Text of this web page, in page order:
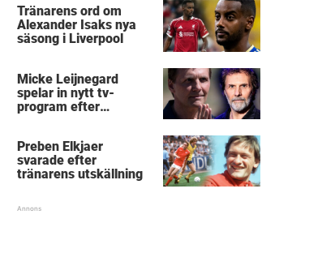
Tränarens ord om
Alexander Isaks nya
säsong i Liverpool
Micke Leijnegard
spelar in nytt tv-
program efter
Preben Elkjaer
svarade efter
tränarens utskällning